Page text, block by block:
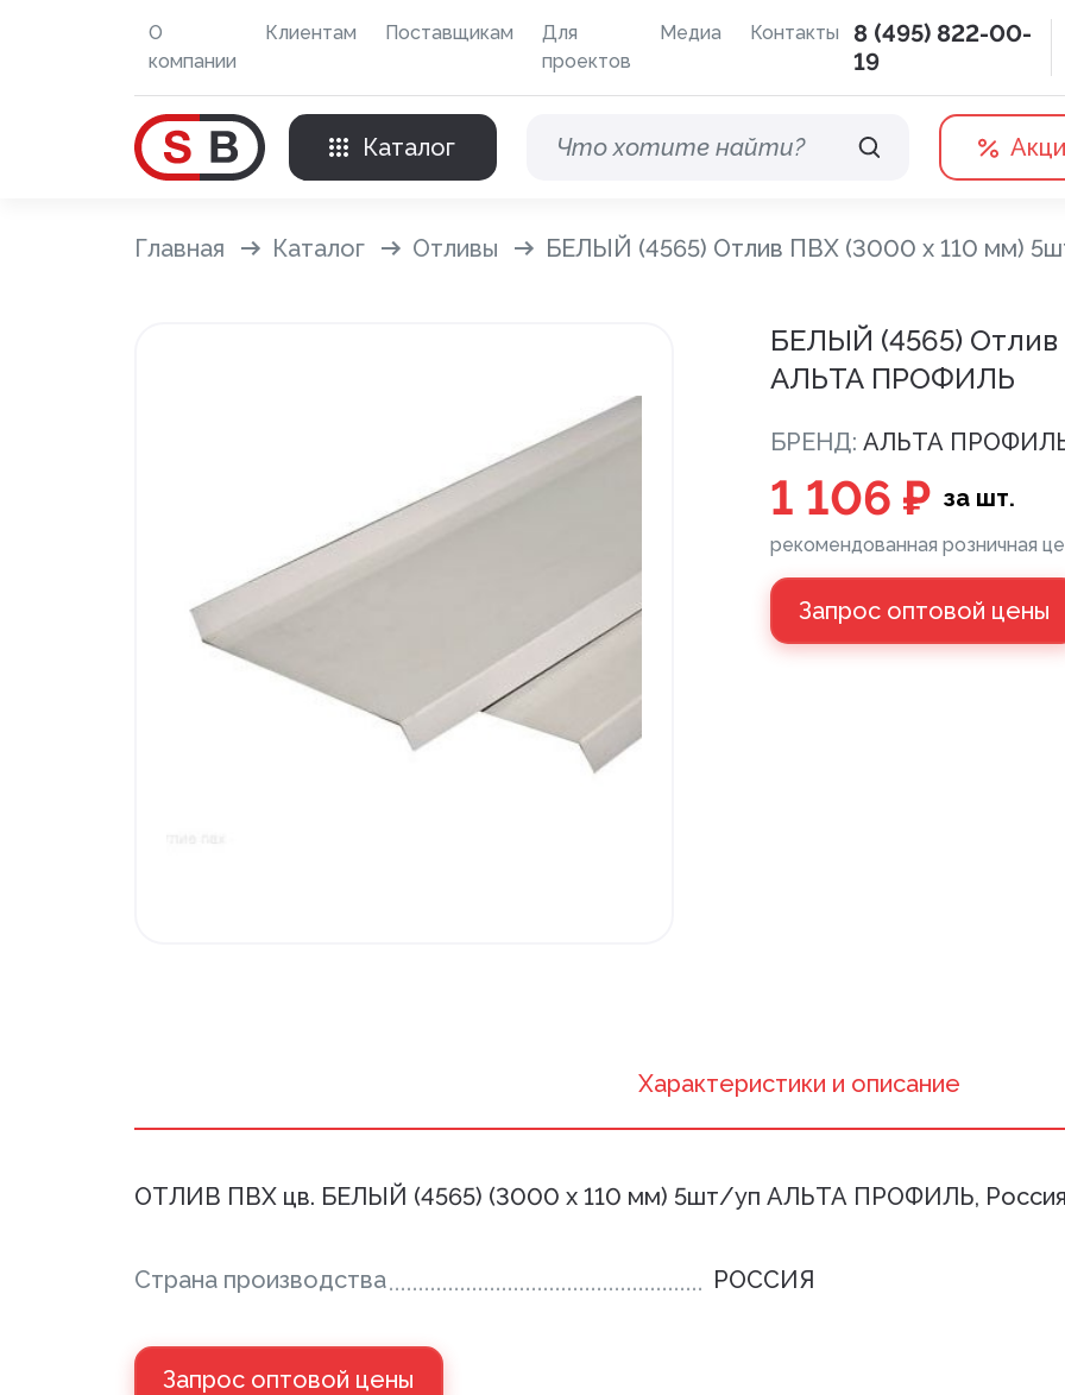
О
компании
Клиентам Поставщикам
Для
проектов
Медиа Контакты
8 (495) 822-00-
19
Каталог
Внешняя отделка
Дренажная система
Отливы
Внутренняя отделка
Вагонка ПВХ
Вагонка потолочная
Напольные покрытия ПВХ
Плинтус напольный с фурнитурой
Клей
Главная Каталог Отливы БЕЛЫЙ (4565) Отлив ПВХ (3000 х 110 мм)
БЕЛЫЙ (4565)
АЛЬТА ПРОФИЛЬ
БРЕНД: АЛЬТА
1 106 ₽ за шт.
рекомендованная розничная
Запрос оптовой цены
Xарактеристики и описание
ОТЛИВ ПВХ цв. БЕЛЫЙ (4565) (3000 х 110 мм) 5шт/уп АЛЬТА ПРОФИЛЬ,
Страна производства РОССИЯ
Запрос оптовой цены